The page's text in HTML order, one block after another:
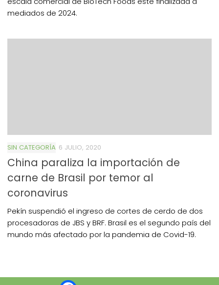
mediados de 2024.
SIN CATEGORÍA 6 JULIO, 2020
China paraliza la importación de
carne de Brasil por temor al
coronavirus
Pekín suspendió el ingreso de cortes de cerdo de dos
procesadoras de JBS y BRF. Brasil es el segundo país del
mundo más afectado por la pandemia de Covid-19.